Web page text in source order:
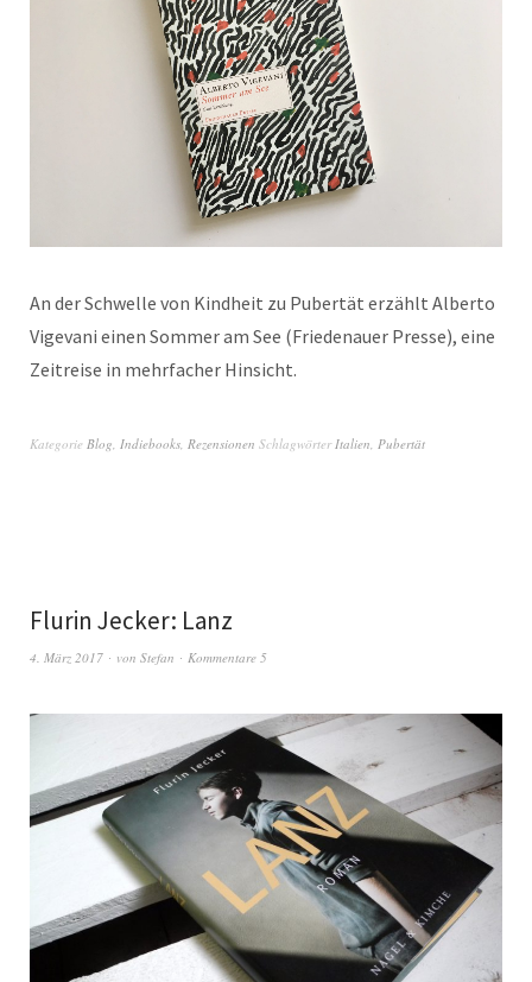
An der Schwelle von Kindheit zu Pubertät erzählt Alberto
Vigevani einen Sommer am See (Friedenauer Presse), eine
Zeitreise in mehrfacher Hinsicht.
Kategorie Blog Indiebooks Rezensionen Schlagwörter Italien Pubertät
Flurin Jecker: Lanz
4. März 2017 von Stefan Kommentare 5